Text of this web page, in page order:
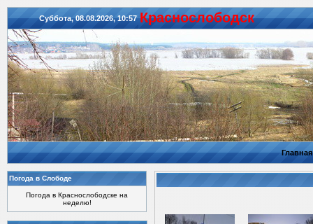
Суббота, 08.08.2026, 10:57 Красноcлободск
Главная
Погода в Слободе
Погода в Краснослободске на
неделю!